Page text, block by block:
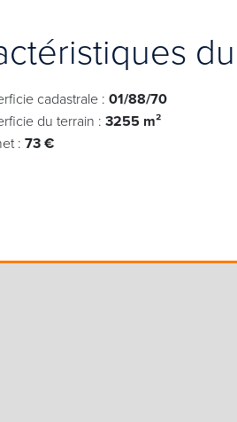
cadastrale : 01/88/70
du terrain : 3255 m²
: 73 €